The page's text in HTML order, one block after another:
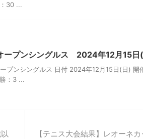
30 ...
オープンシングルス 2024年12月15
プンシングルス 日付 2024年12月15日(日)
：3 ...
【テニス大会結果】レオーネ